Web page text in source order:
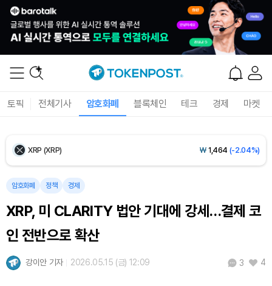
토픽 전체기사 암호화폐 블록체인 테크 경제 마켓
Ethereum (ETH) ₩2,729,803(+0.04%)
XRP (XRP) ₩ 1,464 (-2.04%)
Solana (SOL)
TRON (TRX) ₩ 467.3(+0.16%)
Hyperliquid (HYPE)
암호화폐 정책 경제
XRP, 미 CLARITY 법안 기대에 강세…결제 코
인 전반으로 확산
강이안 기자 2026.05.15 (금) 12:09 3 4